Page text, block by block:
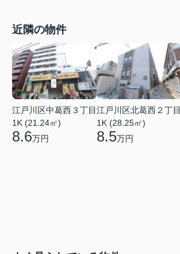
近隣の物件
江戸川区中葛西３丁目
1K (21.24㎡)
8.6万円
江戸川区北葛西２丁目
1K (28.25㎡)
8.5万円